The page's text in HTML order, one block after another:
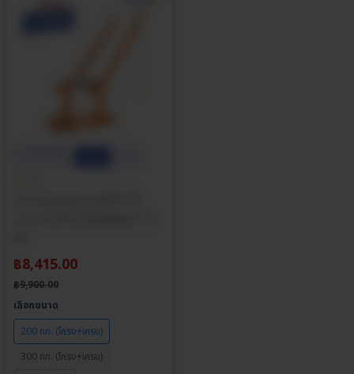
฿8,415.00
฿9,900.00
เลือกขนาด
200 กก. (โครง+เครน)
300 กก. (โครง+เครน)